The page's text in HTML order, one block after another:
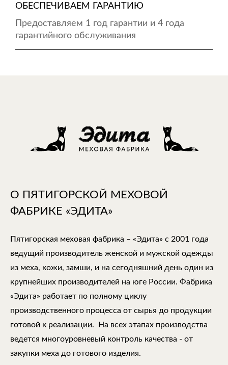
ОБЕСПЕЧИВАЕМ ГАРАНТИЮ
Предоставляем 1 год гарантии и 4 года
гарантийного обслуживания
О ПЯТИГОРСКОЙ МЕХОВОЙ
ФАБРИКЕ «ЭДИТА»
Пятигорская меховая фабрика – «Эдита» с 2001 года
ведущий производитель женской и мужской одежды
из меха, кожи, замши, и на сегодняшний день один из
крупнейших производителей на юге России. Фабрика
«Эдита» работает по полному циклу
производственного процесса от сырья до продукции
готовой к реализации. На всех этапах производства
ведется многоуровневый контроль качества - от
закупки меха до готового изделия.